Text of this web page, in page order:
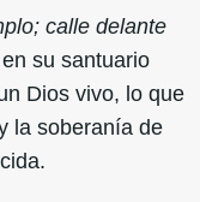
calle delante
su santuario
Dios vivo, lo que
la soberanía de